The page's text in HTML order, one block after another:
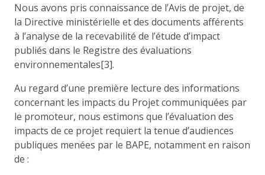
Nous avons pris connaissance de l’Avis de projet, de
la Directive ministérielle et des documents afférents
à l’analyse de la recevabilité de l’étude d’impact
publiés dans le Registre des évaluations
environnementales[3].
Au regard d’une première lecture des informations
concernant les impacts du Projet communiquées par
le promoteur, nous estimons que l’évaluation des
impacts de ce projet requiert la tenue d’audiences
publiques menées par le BAPE, notamment en raison
de :